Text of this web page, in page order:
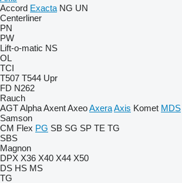
Accord Exacta NG UN
Centerliner
PN
PW
Lift-o-matic NS
OL
TCI
T507 T544 Upr
FD N262
Rauch
AGTAlphaAxentAxeoAxeraAxis Komet MDS
Samson
CM Flex PG SB SG SP TE TG
SBS
Magnon
DPX X36 X40 X44 X50
DS HS MS
TG